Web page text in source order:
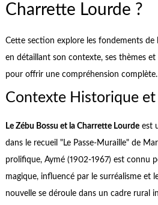
Charrette Lourde ?
Cette section explore les fondements de
en détaillant son contexte, ses thèmes
pour offrir une compréhension complète.
Contexte Historique
Le Zébu Bossu et la Charrette Lourdeest
dans le recueil "Le Passe-Muraille" de
prolifique, Aymé (1902-1967) est connu
magique, influencé par le surréalisme et
nouvelle se déroule dans un cadre rural